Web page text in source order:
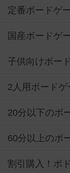
定番ボードゲ
国産ボードゲ
子供向けボー
2人用ボード
20分以下のボ
60分以上のボ
割引購入！ボ